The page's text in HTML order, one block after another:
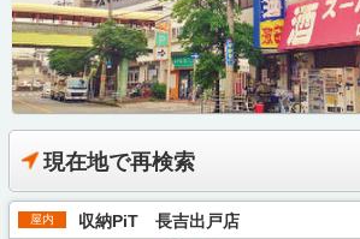
現在地で再検索
屋内 収納PiT 長吉出戸店